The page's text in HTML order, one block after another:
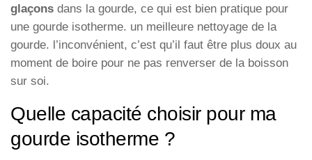
glaçons dans la gourde, ce qui est bien pratique pour
une gourde isotherme. un meilleure nettoyage de la
gourde. l’inconvénient, c’est qu’il faut être plus doux au
moment de boire pour ne pas renverser de la boisson
sur soi.
Quelle capacité choisir pour ma
gourde isotherme ?